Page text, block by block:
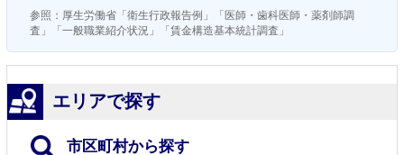
参照：厚生労働省「衛生行政報告例」「医師・歯科医師・薬剤師調
査」「一般職業紹介状況」「賃金構造基本統計調査」
エリアで探す
市区町村から探す